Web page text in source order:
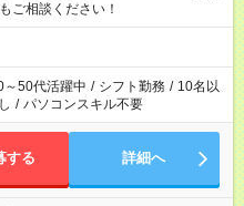
ご相談ください！
～50代活躍中 / シフト勤務 / 10名以
/ パソコンスキル不要
する 詳細へ